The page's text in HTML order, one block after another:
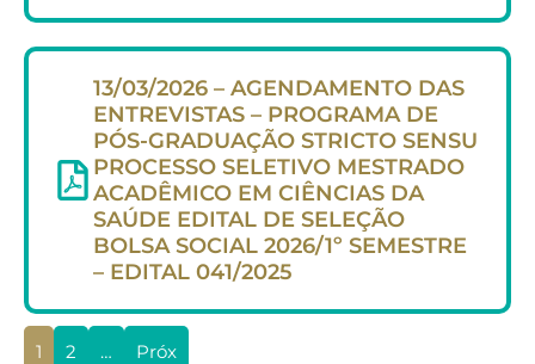
13/03/2026 – AGENDAMENTO DAS
ENTREVISTAS – PROGRAMA DE
PÓS-GRADUAÇÃO STRICTO SENSU
PROCESSO SELETIVO MESTRADO
ACADÊMICO EM CIÊNCIAS DA
SAÚDE EDITAL DE SELEÇÃO
BOLSA SOCIAL 2026/1º SEMESTRE
– EDITAL 041/2025
1 2 … Próx